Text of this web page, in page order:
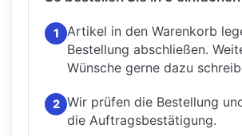
1
Artikel in den Warenkorb
Bestellung abschließen.
Wünsche gerne dazu
2 Wir prüfen die Bestellung
die Auftragsbestätigung.